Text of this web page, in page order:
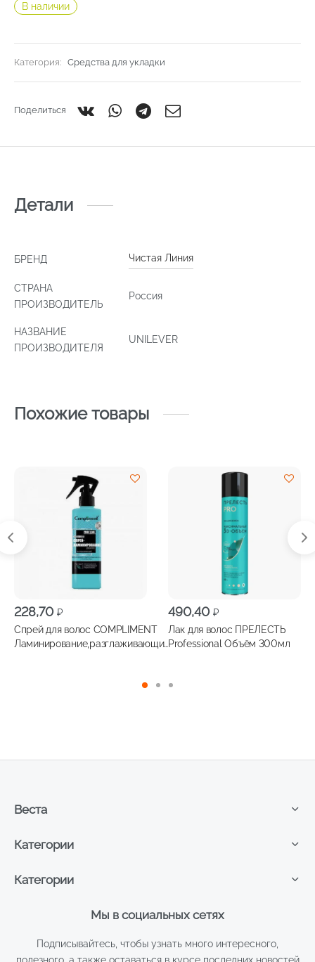
В наличии
Категория: Средства для укладки
Поделиться
Детали
БРЕНД Чистая Линия
СТРАНА
ПРОИЗВОДИТЕЛЬ
Россия
НАЗВАНИЕ
ПРОИЗВОДИТЕЛЯ
UNILEVER
Похожие товары
228,70 ₽
Спрей для волос COMPLIMENT
Ламинирование,разглаживающий
490,40 ₽
Лак для волос ПРЕЛЕСТЬ
Professional Объём 300мл
Мы в социальных сетях
Подписывайтесь, чтобы узнать много интересного,
Категории
Категории
Веста